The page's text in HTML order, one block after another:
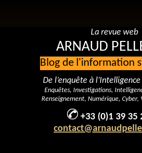
La revue web
ARNAUD
Blog de l'information
De l’enquête à
Enquêtes, Investigations,
Renseignement, Numérique, Cyber,
+33 (0)1 39 35